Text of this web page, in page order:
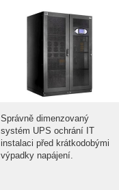
Správně dimenzovaný
systém UPS ochrání IT
instalaci před krátkodobými
výpadky napájení.